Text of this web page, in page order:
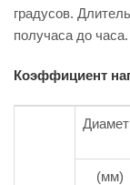
градусов.
получаса до часа.
Коэффициент
(мм)